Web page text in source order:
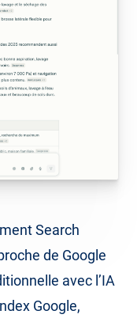
Search
de Google
avec l’IA
Google,